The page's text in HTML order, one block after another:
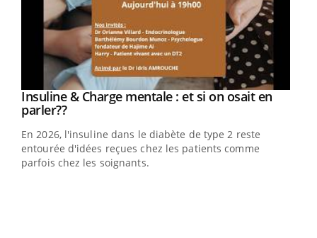
Youtube
Insuline & Charge mentale : et si on osait en
parler??Youtube
En 2026, l'insuline dans le diabète de type 2 reste
entourée d'idées reçues chez les patients comme
parfois chez les soignants.